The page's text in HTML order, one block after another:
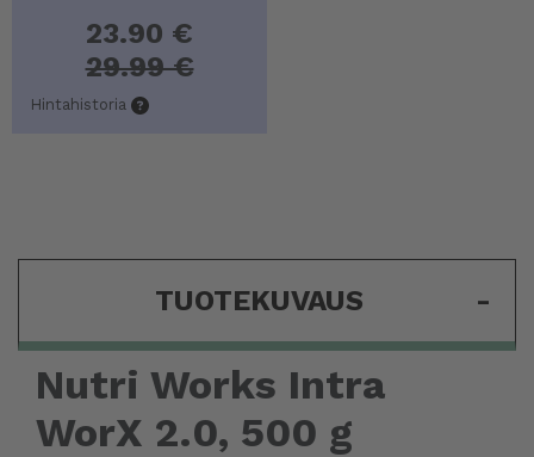
23.90 €
29.99 €
Hintahistoria
TUOTEKUVAUS -
Nutri Works Intra
WorX 2.0, 500 g